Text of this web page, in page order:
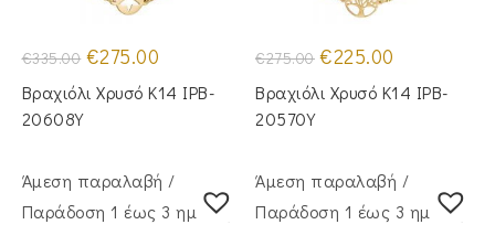
€335.00 Original
price
was:
€335.00.
€275.00
τιμή
είναι:
Βραχιόλι Χρυσό Κ14 IPB-
20608Y
€275.00 Original
price
was:
€275.00.
€225.00
τιμή
είναι:
Βραχιόλι Χρυσό Κ14 IPB-
20570Y
Άμεση παραλαβή /
Παράδoση 1 έως 3 ημέρες
Άμεση παραλαβή /
Παράδoση 1 έως 3 ημέρες